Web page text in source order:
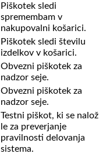
Piškotek sledi
spremembam v
nakupovalni košarici.
Piškotek sledi številu
izdelkov v košarici.
Obvezni piškotek za
nadzor seje.
Obvezni piškotek za
nadzor seje.
Testni piškot, ki se
le za preverjanje
pravilnosti delovanja
sistema.